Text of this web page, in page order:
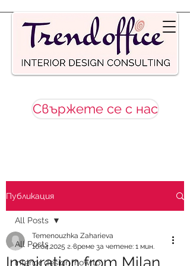
Свържете се с нас
Публикация
All Posts
Interior design 'how to'
All Posts
Inspiration from Milan
Temenouzhka Zaharieva
10.04.2025 г. време за четене: 1 мин.